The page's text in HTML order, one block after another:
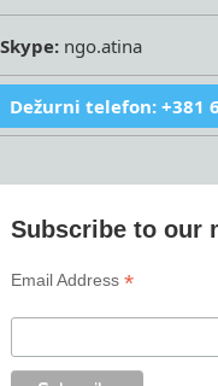
Skype: ngo.atina
Dežurni telefon: +381
Subscribe to our
Email Address*